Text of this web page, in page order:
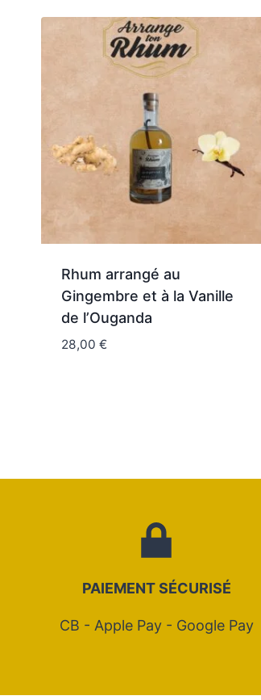
Rhum arrangé au
Gingembre et à la Vanille
de l’Ouganda
28,00 €
PAIEMENT SÉCURISÉ
CB - Apple Pay - Google Pay